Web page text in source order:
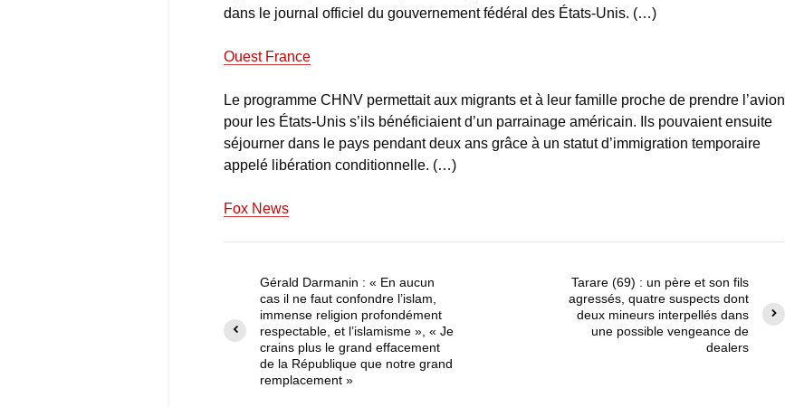
dans le journal officiel du gouvernement fédéral des États-Unis. (…)
Ouest France
Le programme CHNV permettait aux migrants et à leur famille proche de prendre l’avion
pour les États-Unis s’ils bénéficiaient d’un parrainage américain. Ils pouvaient ensuite
séjourner dans le pays pendant deux ans grâce à un statut d’immigration temporaire
appelé libération conditionnelle. (…)
Fox News
Gérald Darmanin : « En aucun
cas il ne faut confondre l’islam,
immense religion profondément
respectable, et l’islamisme », « Je
crains plus le grand effacement
de la République que notre grand
remplacement »
Tarare (69) : un père et son fils
agressés, quatre suspects dont
deux mineurs interpellés dans
une possible vengeance de
dealers